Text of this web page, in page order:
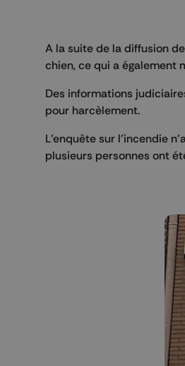
A la suite de la diffusion
chien, ce qui a également
Des informations
pour harcèlement.
L’enquête sur l’incendie
plusieurs personnes ont